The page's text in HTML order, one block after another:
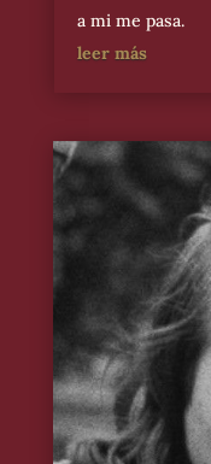
a mi me pasa.
leer más